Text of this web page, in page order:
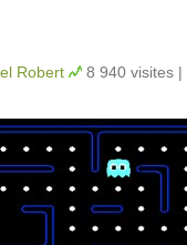
Robert 8 940 visites |